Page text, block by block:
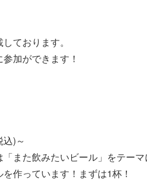
ております。
加ができます！
)～
また飲みたいビール」をテー
作っています！まずは1杯！